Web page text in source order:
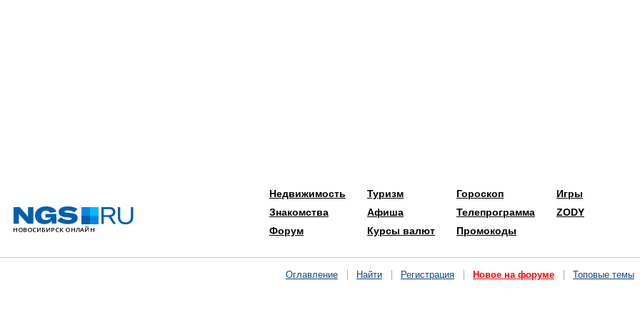
Недвижимость
Знакомства
Форум
Туризм
Афиша
Курсы валют
Гороскоп
Телепрограмма
Промокоды
Игры
ZODY
Оглавление Найти Регистрация Новое на форуме Топовые темы